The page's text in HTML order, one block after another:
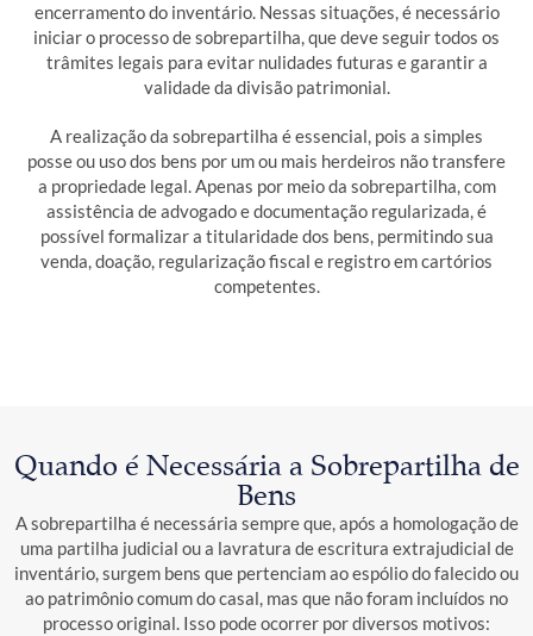
encerramento do inventário. Nessas situações, é necessário
iniciar o processo de sobrepartilha, que deve seguir todos os
trâmites legais para evitar nulidades futuras e garantir a
validade da divisão patrimonial.
A realização da sobrepartilha é essencial, pois a simples
posse ou uso dos bens por um ou mais herdeiros não transfere
a propriedade legal. Apenas por meio da sobrepartilha, com
assistência de advogado e documentação regularizada, é
possível formalizar a titularidade dos bens, permitindo sua
venda, doação, regularização fiscal e registro em cartórios
competentes.
Quando é Necessária a Sobrepartilha de
Bens
A sobrepartilha é necessária sempre que, após a homologação de
uma partilha judicial ou a lavratura de escritura extrajudicial de
inventário, surgem bens que pertenciam ao espólio do falecido ou
ao patrimônio comum do casal, mas que não foram incluídos no
processo original. Isso pode ocorrer por diversos motivos: